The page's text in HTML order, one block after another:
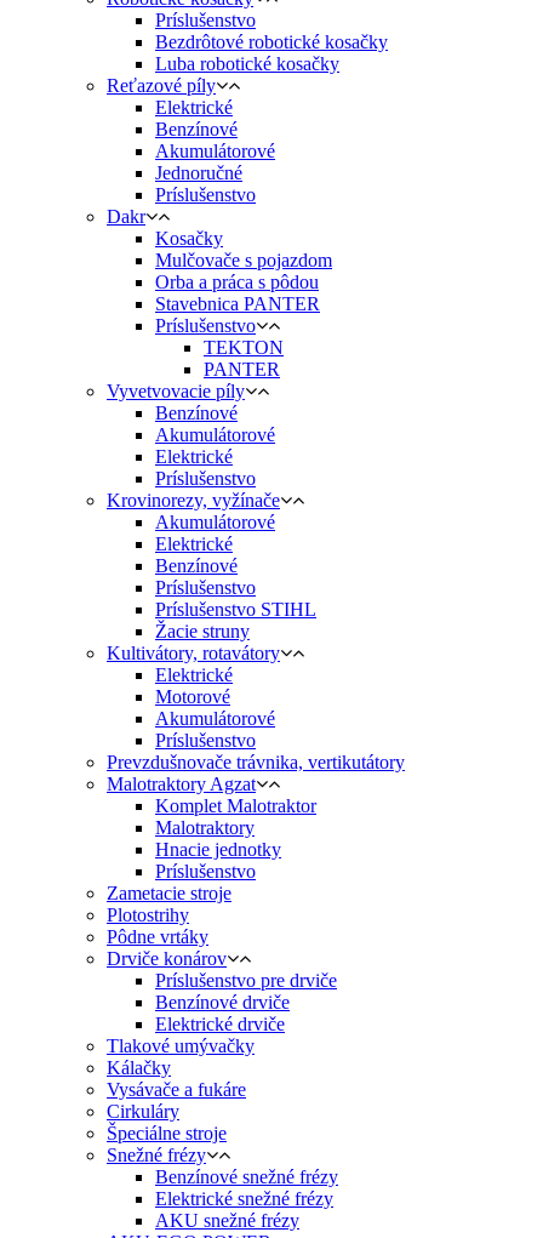
Príslušenstvo
Bezdrôtové robotické kosačky
Luba robotické kosačky
Reťazové píly
Elektrické
Benzínové
Akumulátorové
Jednoručné
Príslušenstvo
Dakr
Kosačky
Mulčovače s pojazdom
Orba a práca s pôdou
Stavebnica PANTER
Príslušenstvo
TEKTON
PANTER
Vyvetvovacie píly
Benzínové
Akumulátorové
Elektrické
Príslušenstvo
Krovinorezy, vyžínače
Akumulátorové
Elektrické
Benzínové
Príslušenstvo
Príslušenstvo STIHL
Žacie struny
Kultivátory, rotavátory
Elektrické
Motorové
Akumulátorové
Príslušenstvo
Prevzdušnovače trávnika, vertikutátory
Malotraktory Agzat
Komplet Malotraktor
Malotraktory
Hnacie jednotky
Príslušenstvo
Zametacie stroje
Plotostrihy
Pôdne vrtáky
Drviče konárov
Príslušenstvo pre drviče
Benzínové drviče
Elektrické drviče
Tlakové umývačky
Kálačky
Vysávače a fukáre
Cirkuláry
Špeciálne stroje
Snežné frézy
Benzínové snežné frézy
Elektrické snežné frézy
AKU snežné frézy